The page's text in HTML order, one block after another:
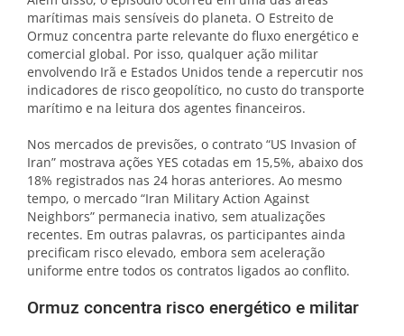
marítimas mais sensíveis do planeta. O Estreito de
Ormuz concentra parte relevante do fluxo energético e
comercial global. Por isso, qualquer ação militar
envolvendo Irã e Estados Unidos tende a repercutir nos
indicadores de risco geopolítico, no custo do transporte
marítimo e na leitura dos agentes financeiros.
Nos mercados de previsões, o contrato “US Invasion of
Iran” mostrava ações YES cotadas em 15,5%, abaixo dos
18% registrados nas 24 horas anteriores. Ao mesmo
tempo, o mercado “Iran Military Action Against
Neighbors” permanecia inativo, sem atualizações
recentes. Em outras palavras, os participantes ainda
precificam risco elevado, embora sem aceleração
uniforme entre todos os contratos ligados ao conflito.
Ormuz concentra risco energético e militar